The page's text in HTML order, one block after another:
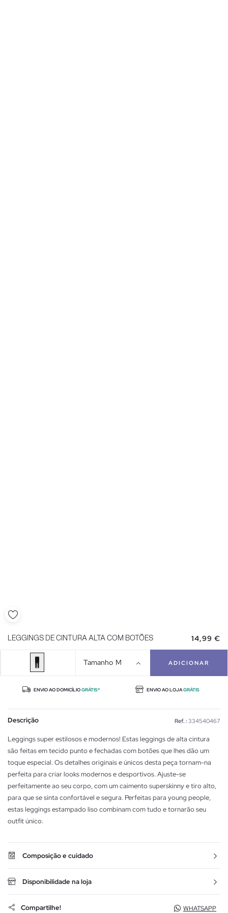
LEGGINGS DE CINTURA ALTA COM BOTÕES 14,99 €
Tamanho M ADICIONAR
ENVIO AO DOMICÍLIOGRÁTIS* ENVIO AO LOJAGRÁTIS
Descrição Ref. : 334540467
Leggings super estilosos e modernos! Estas leggings de alta cintura
são feitas em tecido punto e fechadas com botões que lhes dão um
toque especial. Os detalhes originais e únicos desta peça tornam-na
perfeita para criar looks modernos e desportivos. Ajuste-se
perfeitamente ao seu corpo, com um caimento superskinny e tiro alto,
para que se sinta confortável e segura. Perfeitas para young people,
estas leggings estampado liso combinam com tudo e tornarão seu
outfit único.
Composição e cuidado
Disponibilidade na loja
Compartilhe! WHATSAPP